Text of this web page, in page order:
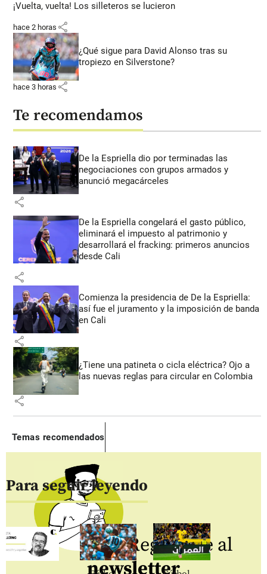
¡Vuelta, vuelta! Los silleteros se lucieron
hace 2 horas share
¿Qué sigue para David Alonso tras su
tropiezo en Silverstone?
hace 3 horas share
Te recomendamos
De la Espriella dio por terminadas las
negociaciones con grupos armados y
anunció megacárceles
share
De la Espriella congelará el gasto público,
eliminará el impuesto al patrimonio y
desarrollará el fracking: primeros anuncios
desde Cali
share
Comienza la presidencia de De la Espriella:
así fue el juramento y la imposición de banda
en Cali
share
¿Tiene una patineta o cicla eléctrica? Ojo a
las nuevas reglas para circular en Colombia
share
Temas recomendados
Para seguir leyendo
Regístrate al